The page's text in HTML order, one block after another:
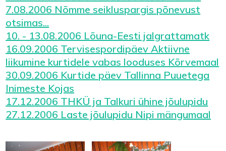
7.08.2006 Nõmme seikluspargis põnevust
otsimas...
10. - 13.08.2006 Lõuna-Eesti jalgrattamatk
16.09.2006 Tervisespordipäev Aktiivne
liikumine kurtidele vabas looduses Kõrvemaal
30.09.2006 Kurtide päev Tallinna Puuetega
Inimeste Kojas
17.12.2006 THKÜ ja Talkuri ühine jõulupidu
27.12.2006 Laste jõulupidu Nipi mängumaal